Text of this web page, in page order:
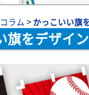
コラム > かっこいい旗
旗をデザイ